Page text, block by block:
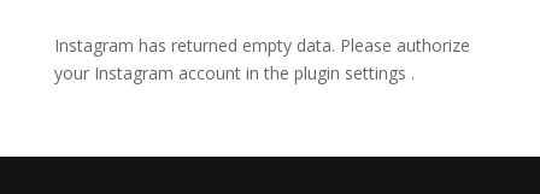
Instagram has returned empty data. Please authorize
your Instagram account in the plugin settings .